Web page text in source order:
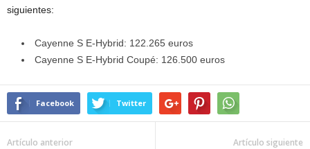
siguientes:
Cayenne S E-Hybrid: 122.265 euros
Cayenne S E-Hybrid Coupé: 126.500 euros
Facebook Twitter
Artículo anterior Artículo siguiente